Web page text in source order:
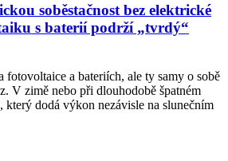
soběstačnost bez elektrické
s baterií podrží „tvrdý“
fotovoltaice a bateriích, ale ty samy o sobě
V zimě nebo při dlouhodobě špatném
který dodá výkon nezávisle na slunečním